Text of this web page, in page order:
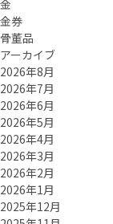
金
金券
骨董品
アーカイブ
2026年8月
2026年7月
2026年6月
2026年5月
2026年4月
2026年3月
2026年2月
2026年1月
2025年12月